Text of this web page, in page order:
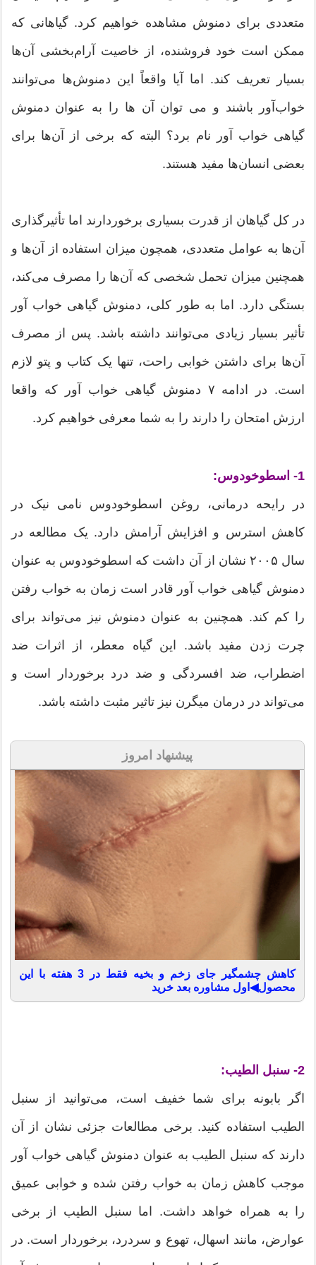
متعددی برای دمنوش مشاهده خواهیم کرد. گیاهانی که
ممکن است خود فروشنده، از خاصیت آرام‌بخشی آن‌ها
بسیار تعریف کند. اما آیا واقعاً این دمنوش‌ها می‌توانند
خواب‌آور باشند و می توان آن ها را به عنوان دمنوش
گیاهی خواب آور نام برد؟ البته که برخی از آن‌ها برای
بعضی انسان‌ها مفید هستند.
در کل گیاهان از قدرت بسیاری برخوردارند اما تأثیرگذاری
آن‌ها به عوامل متعددی، همچون میزان استفاده از آن‌ها و
همچنین میزان تحمل شخصی که آن‌ها را مصرف می‌کند،
بستگی دارد. اما به طور کلی، دمنوش گیاهی خواب آور
تأثیر بسیار زیادی می‌توانند داشته باشد. پس از مصرف
آن‌ها برای داشتن خوابی راحت، تنها یک کتاب و پتو لازم
است. در ادامه ۷ دمنوش گیاهی خواب آور که واقعا
ارزش امتحان را دارند را به شما معرفی خواهیم کرد.
1- اسطوخودوس:
در رایحه درمانی، روغن اسطوخودوس نامی نیک در
کاهش استرس و افزایش آرامش دارد. یک مطالعه در
سال ۲۰۰۵ نشان از آن داشت که اسطوخودوس به عنوان
دمنوش گیاهی خواب آور قادر است زمان به خواب رفتن
را کم کند. همچنین به عنوان دمنوش نیز می‌تواند برای
چرت زدن مفید باشد. این گیاه معطر، از اثرات ضد
اضطراب، ضد افسردگی و ضد درد برخوردار است و
می‌تواند در درمان میگرن نیز تاثیر مثبت داشته باشد.
پیشنهاد امروز
کاهش چشمگیر جای زخم و بخیه فقط در 3 هفته با این
محصول◀اول مشاوره بعد خرید
2- سنبل الطیب:
اگر بابونه برای شما خفیف است، می‌توانید از سنبل
الطیب استفاده کنید. برخی مطالعات جزئی نشان از آن
دارند که سنبل الطیب به عنوان دمنوش گیاهی خواب آور
موجب کاهش زمان به خواب رفتن شده و خوابی عمیق
را به همراه خواهد داشت. اما سنبل الطیب از برخی
عوارض، مانند اسهال، تهوع و سردرد، برخوردار است. در